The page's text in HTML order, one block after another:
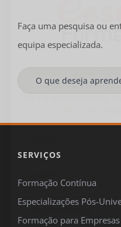
Faça uma pesquisa ou
equipa especializada.
SERVIÇOS
Formação Contínua
Especializações Pós-
Formação para Empresas
Receba
ofertase
Tenha ainda acesso